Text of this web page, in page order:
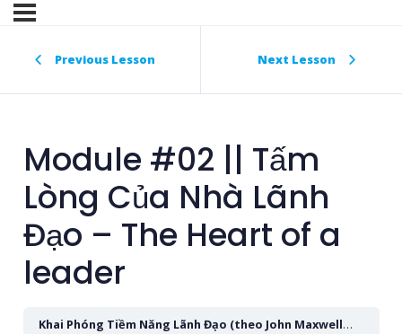
Previous Lesson Next Lesson
Module #02 || Tấm
Lòng Của Nhà Lãnh
Đạo – The Heart of a
leader
Khai Phóng Tiềm Năng Lãnh Đạo (theo John Maxwell)